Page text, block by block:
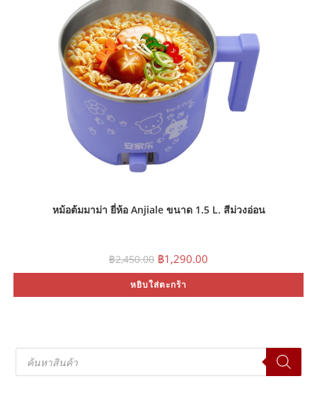
หม้อต้มมาม่า ยี่ห้อ Anjiale ขนาด 1.5 L. สีม่วงอ่อน
฿2,450.00 Original
price
was:
฿2,450.00.
฿1,290.00
is:
หยิบใส่ตะกร้า
Products
search